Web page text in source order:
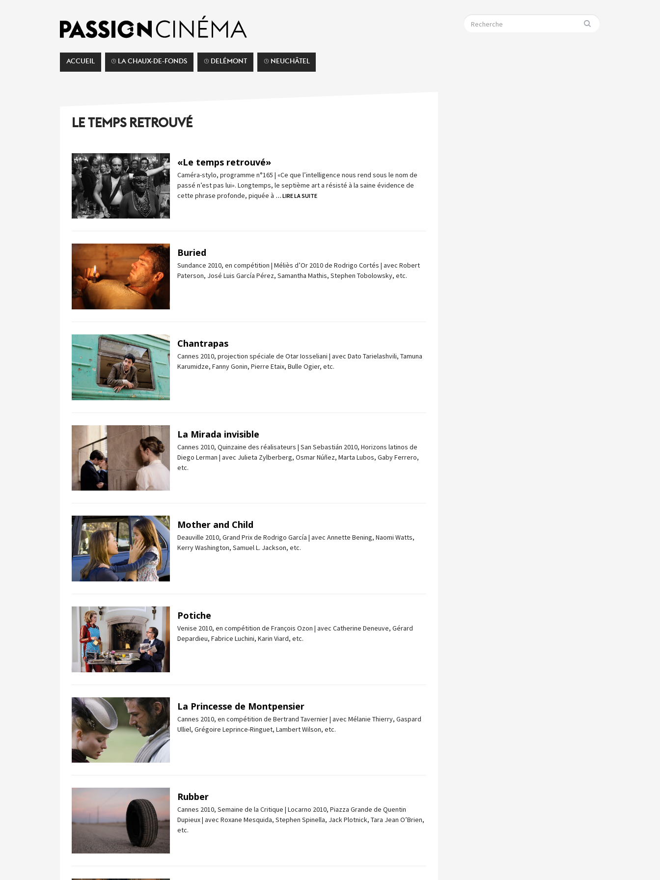
ACCUEIL ⌚︎ LA CHAUX-DE-FONDS ⌚︎ DELÉMONT ⌚︎ NEUCHÂTEL
LE TEMPS RETROUVÉ
«Le temps retrouvé»
Caméra-stylo, programme n°165 | «Ce que l’intelligence nous rend sous le nom de
passé n’est pas lui». Longtemps, le septième art a résisté à la saine évidence de
cette phrase profonde, piquée à … LIRE LA SUITE
Buried
Sundance 2010, en compétition | Méliès d’Or 2010 de Rodrigo Cortés | avec Robert
Paterson, José Luis García Pérez, Samantha Mathis, Stephen Tobolowsky, etc.
Chantrapas
Cannes 2010, projection spéciale de Otar Iosseliani | avec Dato Tarielashvili, Tamuna
Karumidze, Fanny Gonin, Pierre Etaix, Bulle Ogier, etc.
La Mirada invisible
Cannes 2010, Quinzaine des réalisateurs | San Sebastián 2010, Horizons latinos de
Diego Lerman | avec Julieta Zylberberg, Osmar Núñez, Marta Lubos, Gaby Ferrero,
etc.
Mother and Child
Deauville 2010, Grand Prix de Rodrigo García | avec Annette Bening, Naomi Watts,
Kerry Washington, Samuel L. Jackson, etc.
Potiche
Venise 2010, en compétition de François Ozon | avec Catherine Deneuve, Gérard
Depardieu, Fabrice Luchini, Karin Viard, etc.
La Princesse de Montpensier
Cannes 2010, en compétition de Bertrand Tavernier | avec Mélanie Thierry, Gaspard
Ulliel, Grégoire Leprince-Ringuet, Lambert Wilson, etc.
Rubber
Cannes 2010, Semaine de la Critique | Locarno 2010, Piazza Grande de Quentin
Dupieux | avec Roxane Mesquida, Stephen Spinella, Jack Plotnick, Tara Jean O’Brien,
etc.